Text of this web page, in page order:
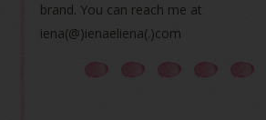
brand. You can reach me at
iena(@)ienaeliena(.)com